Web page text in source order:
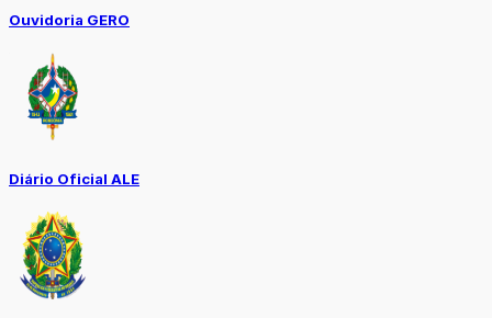
Ouvidoria GERO
Diário Oficial ALE